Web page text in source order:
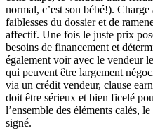
normal, c’est son bébé!).
faiblesses du dossier et de
affectif. Une fois le juste prix
besoins de financement et
également voir avec le vendeur
qui peuvent être largement
via un crédit vendeur, clause
doit être sérieux et bien ficelé
l’ensemble des éléments calés,
signé.